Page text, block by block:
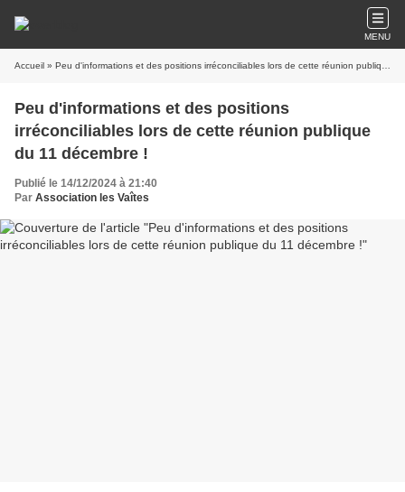
MENU
Accueil » Peu d'informations et des positions irréconciliables lors de cette réunion publique du 11 décembre !
Peu d'informations et des positions
irréconciliables lors de cette réunion publique
du 11 décembre !
Publié le 14/12/2024 à 21:40
Par Association les Vaîtes